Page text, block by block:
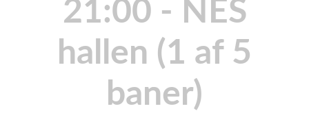
21:00 - NES
hallen (1 af 5
baner)